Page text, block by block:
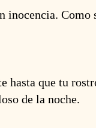
inocencia. Como
hasta que tu
de la noche.